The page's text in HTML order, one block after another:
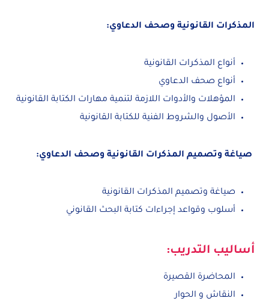
المذكرات القانونية وصحف الدعاوي:
أنواع المذكرات القانونية
أنواع صحف الدعاوي
المؤهلات والأدوات اللازمة لتنمية مهارات الكتابة القانونية
الأصول والشروط الفنية للكتابة القانونية
صياغة وتصميم المذكرات القانونية وصحف الدعاوي:
صياغة وتصميم المذكرات القانونية
أسلوب وقواعد إجراءات كتابة البحث القانوني
أساليب التدريب:
المحاضرة القصيرة
النقاش و الحوار